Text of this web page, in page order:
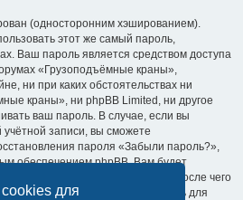
cookies для
(односторонним хэшированием).
этот же самый пароль,
Ваш пароль является средством доступа
«Грузоподъёмные краны»,
ни при каких обстоятельствах ни
краны», ни phpBB Limited, ни другое
ваш пароль. В случае, если вы
записи, вы сможете
пароля «Забыли пароль?»,
обеспечением phpBB. Вам будет
и ваш адрес email, после чего
сгенерирует вам новый пароль для